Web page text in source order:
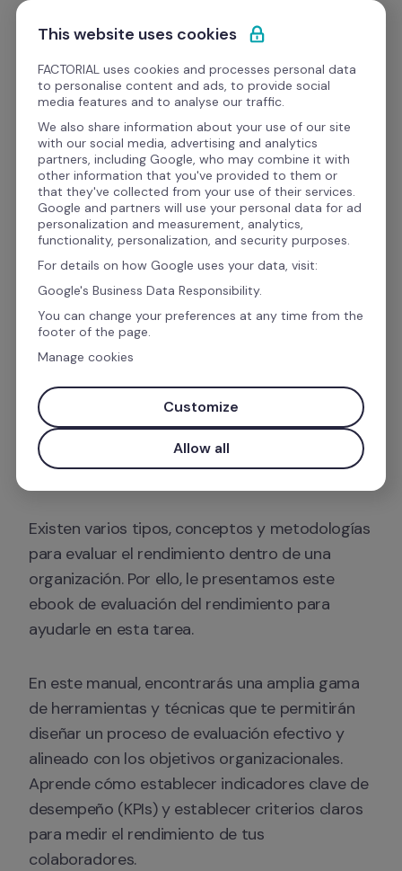
Ir al contenido
Empieza gratis
eBooks
Desempeño del equipo
Manual de evaluación de
desempeño para
descarga gratuita
Potencia la gestión del talento en tu empresa
con nuestro completo
toda la información necesaria para
implementar con éxito esta estrategia de
medición y llevar la evaluación del desempeño
de tus colaboradores a un nuevo nivel.
Existen varios tipos, conceptos y metodologías
para evaluar el rendimiento dentro de una
organización. Por ello, le presentamos este
ebook de evaluación del rendimiento para
ayudarle en esta tarea.
En este manual, encontrarás una amplia gama
de herramientas y técnicas que te permitirán
diseñar un proceso de evaluación efectivo y
alineado con los objetivos organizacionales.
Aprende cómo establecer indicadores clave de
desempeño (KPIs) y establecer criterios claros
para medir el rendimiento de tus
colaboradores.
This website uses cookies
FACTORIAL uses cookies and processes personal data
to personalise content and ads, to provide social
media features and to analyse our traffic.
We also share information about your use of our site
with our social media, advertising and analytics
partners, including Google, who may combine it with
other information that you've provided to them or
that they've collected from your use of their services.
Google and partners will use your personal data for ad
personalization and measurement, analytics,
functionality, personalization, and security purposes.
For details on how Google uses your data, visit:
Google's Business Data Responsibility.
You can change your preferences at any time from the
footer of the page.
Manage cookies
Customize
Allow all